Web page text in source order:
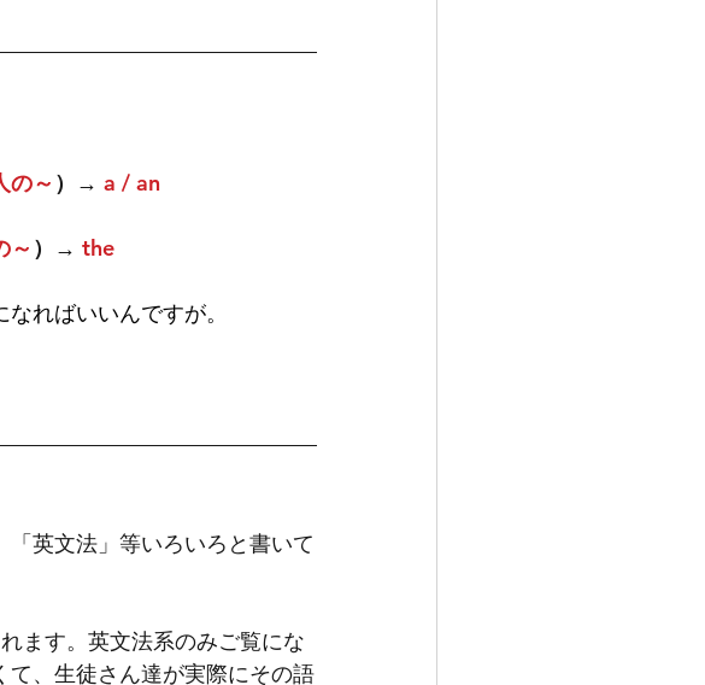
の～ ）→ a / an
～ ）→ the
ればいいんですが。
英文法」等いろいろと書いて
ます。英文法系のみご覧にな
て、生徒さん達が実際にその語